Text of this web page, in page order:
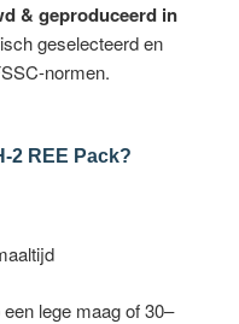
& geproduceerd in
geselecteerd en
normen.
2 REE Pack?
lege maag of 30–